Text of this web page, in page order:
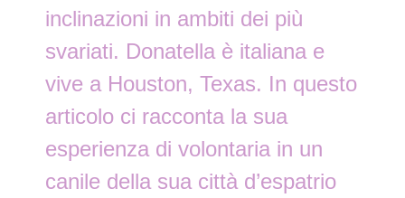
inclinazioni in ambiti dei più
svariati. Donatella è italiana e
vive a Houston, Texas. In questo
articolo ci racconta la sua
esperienza di volontaria in un
canile della sua città d’espatrio